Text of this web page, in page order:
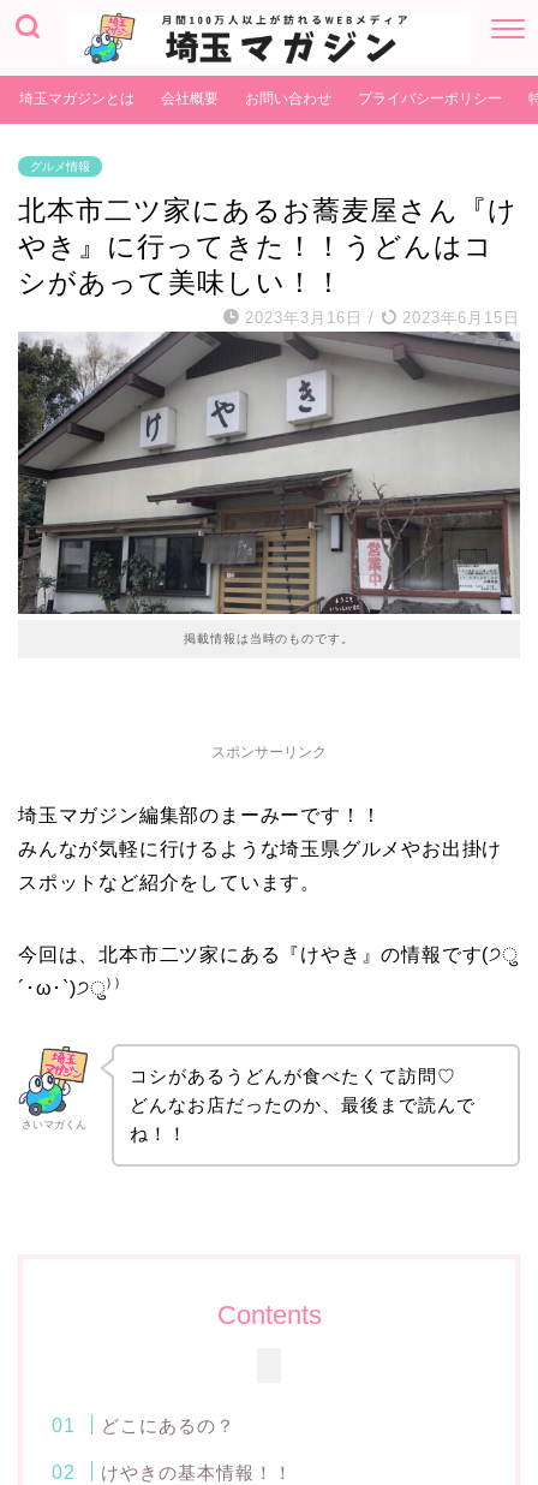
埼玉マガジンとは 会社概要 お問い合わせ プライバシーポリシー
グルメ情報
北本市二ツ家にあるお蕎麦屋さん『け
やき』に行ってきた！！うどんはコ
シがあって美味しい！！
2023年3月16日 / 2023年6月15日
掲載情報は当時のものです。
スポンサーリンク
埼玉マガジン編集部のまーみーです！！
みんなが気軽に行けるような埼玉県グルメやお出掛け
スポットなど紹介をしています。
今回は、北本市二ツ家にある『けやき』の情報です(੭ु
´･ω･`)੭ु⁾⁾
さいマガくん
コシがあるうどんが食べたくて訪問♡
どんなお店だったのか、最後まで読んで
ね！！
Contents
どこにあるの？
けやきの基本情報！！